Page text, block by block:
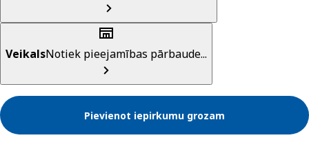
VeikalsNotiek pieejamības pārbaude...
Pievienot iepirkumu grozam